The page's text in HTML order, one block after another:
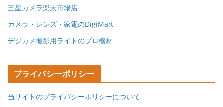
三星カメラ楽天市場店
カメラ・レンズ・家電のDigiMart
デジカメ撮影用ライトのプロ機材
プライバシーポリシー
当サイトのプライバシーポリシーについて